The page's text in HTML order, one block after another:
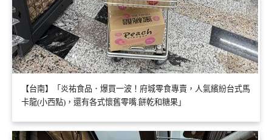
【台南】「炎祐食品．爆買一波！府城零食專賣，人氣繽紛台式馬
卡龍(小西點)，還有各式懷舊零嘴.餅乾和糖果」